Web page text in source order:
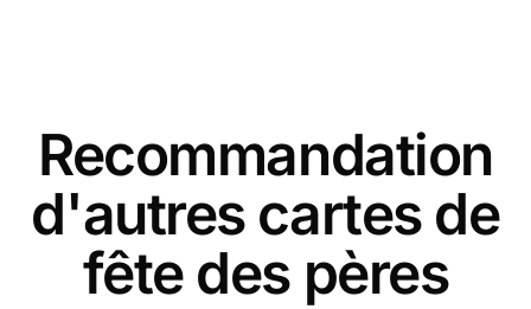
Recommandation
d'autres cartes de
fête des pères